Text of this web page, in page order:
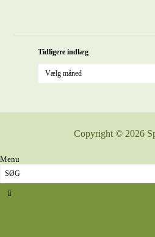
Tidligere indlæg
Copyright © 2026
Menu